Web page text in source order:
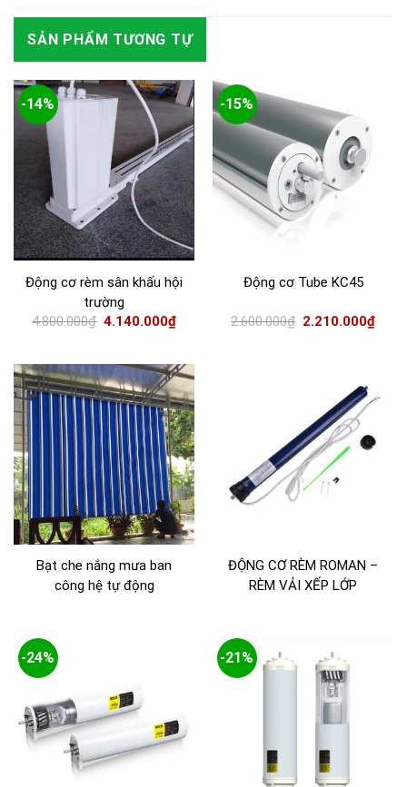
SẢN PHẨM TƯƠNG TỰ
-14%
Động cơ rèm sân khấu hội
trường
4.800.000₫ 4.140.000₫
-15%
Động cơ Tube KC45
2.600.000₫ 2.210.000₫
Bạt che nắng mưa ban
công hệ tự động
ĐỘNG CƠ RÈM ROMAN –
RÈM VẢI XẾP LỚP
-24% -21%